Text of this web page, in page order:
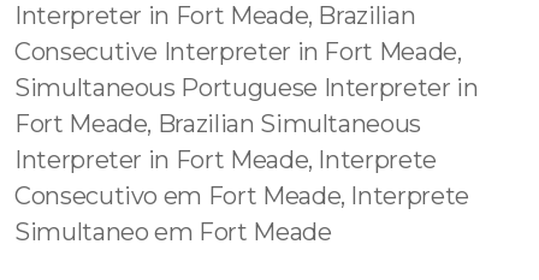
Interpreter in Fort Meade, Brazilian
Consecutive Interpreter in Fort Meade,
Simultaneous Portuguese Interpreter in
Fort Meade, Brazilian Simultaneous
Interpreter in Fort Meade, Interprete
Consecutivo em Fort Meade, Interprete
Simultaneo em Fort Meade